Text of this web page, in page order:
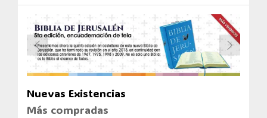
Nuevas Existencias
Más compradas